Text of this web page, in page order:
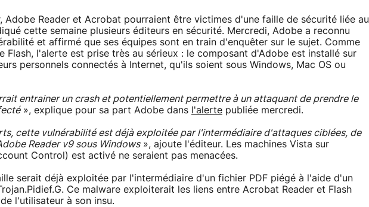
Adobe Reader et Acrobat pourraient être victimes d'une faille de sécurité liée au
cette semaine plusieurs éditeurs en sécurité. Mercredi, Adobe a reconnu
et affirmé que ses équipes sont en train d'enquêter sur le sujet. Comme
Flash, l'alerte est prise très au sérieux : le composant d'Adobe est installé sur
personnels connectés à Internet, qu'ils soient sous Windows, Mac OS ou
entrainer un crash et potentiellement permettre à un attaquant de prendre le
», explique pour sa part Adobe dans l'alerte publiée mercredi.
cette vulnérabilité est déjà exploitée par l'intermédiaire d'attaques ciblées, de
Reader v9 sous Windows», ajoute l'éditeur. Les machines Vista sur
Control) est activé ne seraient pas menacées.
serait déjà exploitée par l'intermédiaire d'un fichier PDF piégé à l'aide d'un
Ce malware exploiterait les liens entre Acrobat Reader et Flash
l'utilisateur à son insu.